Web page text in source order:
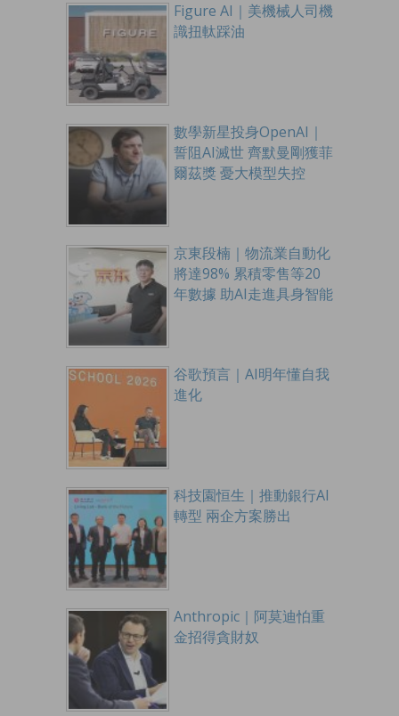
Figure AI｜美機械人司機
識扭軚踩油
數學新星投身OpenAI｜
誓阻AI滅世 齊默曼剛獲菲
爾茲獎 憂大模型失控
京東段楠｜物流業自動化
將達98% 累積零售等20
年數據 助AI走進具身智能
谷歌預言｜AI明年懂自我
進化
科技園恒生｜推動銀行AI
轉型 兩企方案勝出
Anthropic｜阿莫迪怕重
金招得貪財奴